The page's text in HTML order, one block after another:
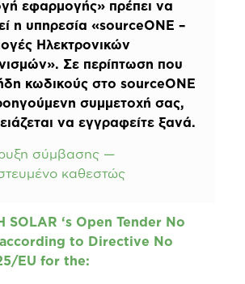
εφαρμογής» πρέπει να
η υπηρεσία «sourceONE –
Ηλεκτρονικών
Σε περίπτωση που
κωδικούς στο sourceONE
συμμετοχή σας,
να εγγραφείτε ξανά.
σύμβασης —
καθεστώς
SOLAR ‘s Open Tender No
to Directive No
EU for the: